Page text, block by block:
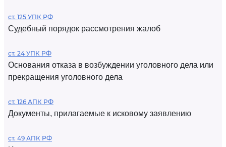
ст. 125 УПК РФ
Судебный порядок рассмотрения жалоб
ст. 24 УПК РФ
Основания отказа в возбуждении уголовного дела или
прекращения уголовного дела
ст. 126 АПК РФ
Документы, прилагаемые к исковому заявлению
ст. 49 АПК РФ